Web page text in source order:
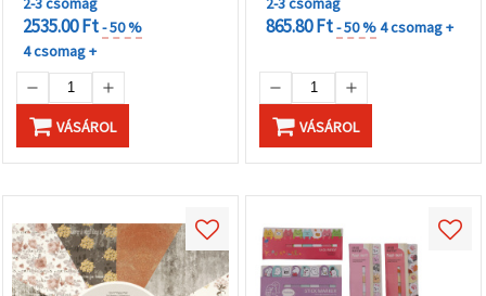
2535.00 Ft- 50 %
4 csomag +
VÁSÁROL
865.80 Ft- 50 %4 csomag +
VÁSÁROL